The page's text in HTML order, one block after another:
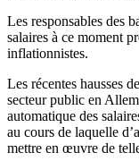
Les responsables des
salaires à ce moment
inflationnistes.
Les récentes hausses
secteur public en
automatique des
au cours de laquelle
mettre en œuvre de